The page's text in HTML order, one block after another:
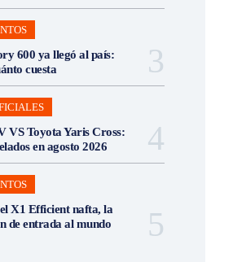
600 ya llegó al país:
cuesta
VS Toyota Yaris Cross:
en agosto 2026
X1 Efficient nafta, la
de entrada al mundo